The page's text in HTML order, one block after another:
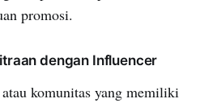
promosi.
dengan Influencer
komunitas yang memiliki